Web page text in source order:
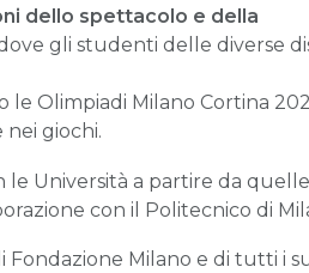
dello spettacolo e della
gli studenti delle diverse
le Olimpiadi Milano Cortina
giochi.
le Università a partire da quelle
con il Politecnico di
Fondazione Milano e di tutti i